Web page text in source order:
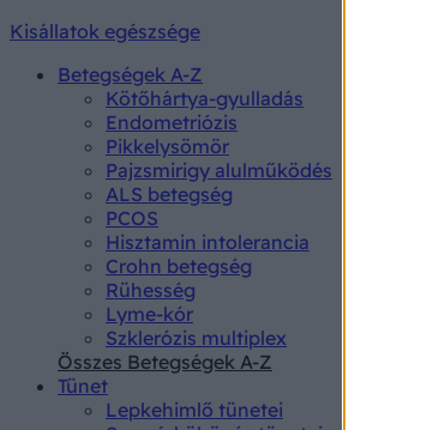
Kisállatok egészsége
Betegségek A-Z
Kötőhártya-gyulladás
Endometriózis
Pikkelysömör
Pajzsmirigy alulműködés
ALS betegség
PCOS
Hisztamin intolerancia
Crohn betegség
Rühesség
Lyme-kór
Szklerózis multiplex
Összes Betegségek A-Z
Tünet
Lepkehimlő tünetei